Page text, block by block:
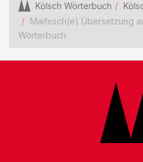
Kölsch Wörterbuch
Maifesch(e) Übersetzung
Wörterbuch